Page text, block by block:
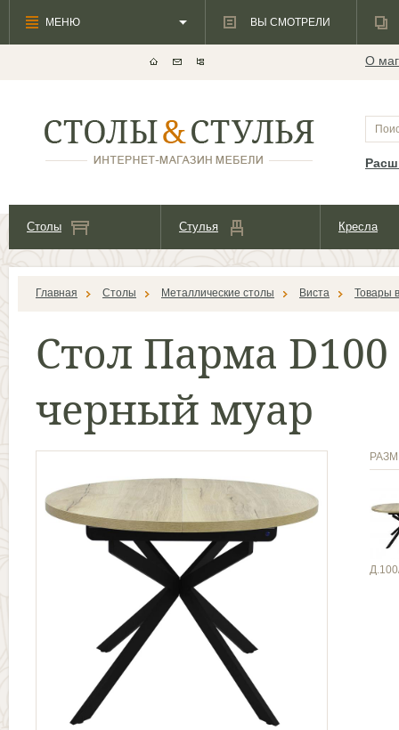
О
Столы Стулья Кресла
Главная Столы Металлические столы Виста Товары
Стол Парма
черный муар
МЕНЮ ВЫ СМОТРЕЛИ